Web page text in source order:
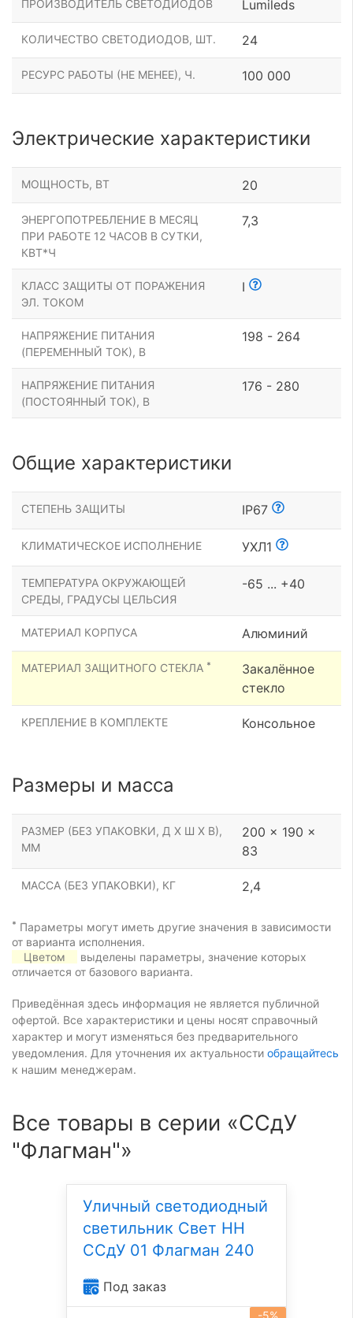
ПРОИЗВОДИТЕЛЬ СВЕТОДИОДОВ Lumileds
КОЛИЧЕСТВО СВЕТОДИОДОВ, ШТ. 24
РЕСУРС РАБОТЫ (НЕ МЕНЕЕ), Ч. 100 000
Электрические характеристики
МОЩНОСТЬ, ВТ 20
ЭНЕРГОПОТРЕБЛЕНИЕ В МЕСЯЦ
ПРИ РАБОТЕ 12 ЧАСОВ В СУТКИ,
КВТ*Ч
7,3
КЛАСС ЗАЩИТЫ ОТ ПОРАЖЕНИЯ
ЭЛ. ТОКОМ
I
НАПРЯЖЕНИЕ ПИТАНИЯ
(ПЕРЕМЕННЫЙ ТОК), В
198 - 264
НАПРЯЖЕНИЕ ПИТАНИЯ
(ПОСТОЯННЫЙ ТОК), В
176 - 280
Общие характеристики
СТЕПЕНЬ ЗАЩИТЫ IP67
КЛИМАТИЧЕСКОЕ ИСПОЛНЕНИЕ УХЛ1
ТЕМПЕРАТУРА ОКРУЖАЮЩЕЙ
СРЕДЫ, ГРАДУСЫ ЦЕЛЬСИЯ
-65 ... +40
МАТЕРИАЛ КОРПУСА Алюминий
МАТЕРИАЛ ЗАЩИТНОГО СТЕКЛА *
Закалённое
стекло
КРЕПЛЕНИЕ В КОМПЛЕКТЕ Консольное
Размеры и масса
РАЗМЕР (БЕЗ УПАКОВКИ, Д Х Ш Х В),
ММ
200 x 190 x
83
МАССА (БЕЗ УПАКОВКИ), КГ 2,4
* Параметры могут иметь другие значения в зависимости
от варианта исполнения.
Цветом
выделены параметры, значение которых
отличается от базового варианта.
Приведённая здесь информация не является публичной
офертой. Все характеристики и цены носят справочный
характер и могут изменяться без предварительного
уведомления. Для уточнения их актуальности обращайтесь
к нашим менеджерам.
Все товары в серии «ССдУ
"Флагман"»
Уличный светодиодный
светильник Свет НН
ССдУ 01 Флагман 240
Под заказ
-5%